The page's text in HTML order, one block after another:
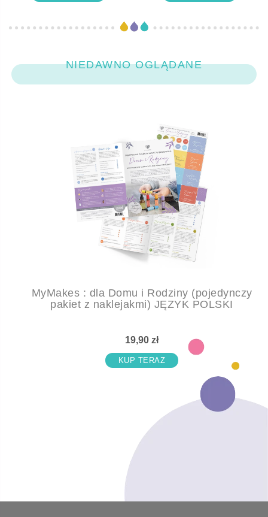
NIEDAWNO OGLĄDANE
MyMakes : dla Domu i Rodziny (pojedynczy
pakiet z naklejakmi) JĘZYK POLSKI
19,90 zł
KUP TERAZ